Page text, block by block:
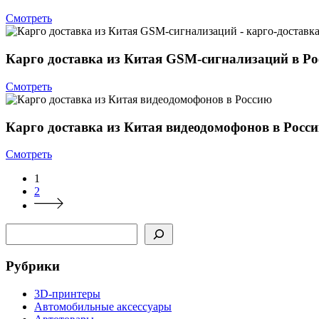
Смотреть
Карго доставка из Китая GSM-сигнализаций в
Смотреть
Карго доставка из Китая видеодомофонов в
Смотреть
1
2
Рубрики
3D-принтеры
Автомобильные аксессуары